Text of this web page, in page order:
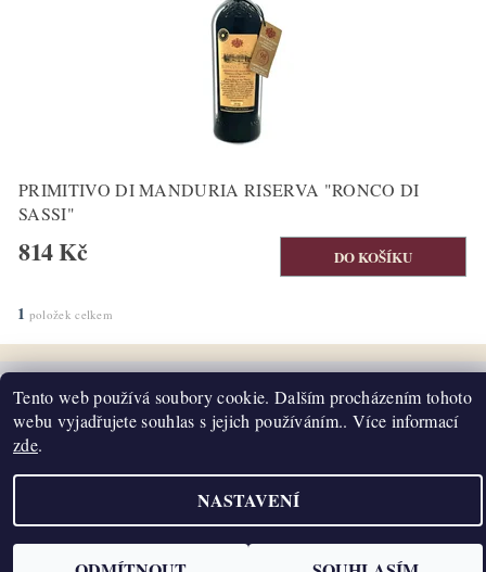
PRIMITIVO DI MANDURIA RISERVA "RONCO DI
SASSI"
814 Kč
1 položek celkem
2026 ©K2T Víno, všechna práva vyhrazenaUpravit nastavení cookies
Tento web používá soubory cookie. Dalším procházením tohoto
webu vyjadřujete souhlas s jejich používáním.. Více informací
zde.
NASTAVENÍ